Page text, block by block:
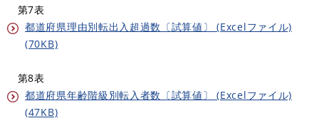
第7表
都道府県理由別転出入超過数〔試算値〕 (Excelファイル)
(70KB)
第8表
都道府県年齢階級別転入者数〔試算値〕 (Excelファイル)
(47KB)